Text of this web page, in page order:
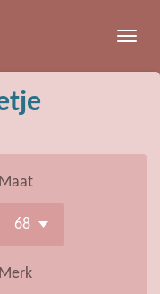
Maat
Merk